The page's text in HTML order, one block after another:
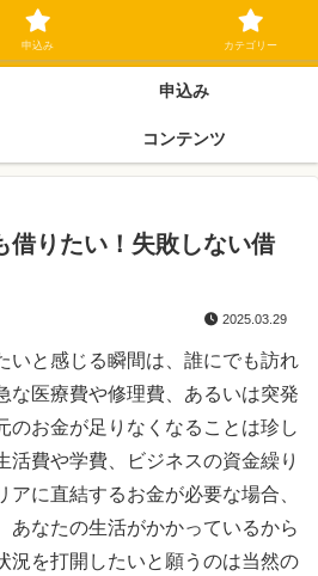
OK 独自審査フリーローン 在籍確認なしの街
ーネにご相談ください
申込み
コンテンツ
借りたい！失敗しない借
2025.03.29
いと感じる瞬間は、誰にでも訪れ
な医療費や修理費、あるいは突発
のお金が足りなくなることは珍し
活費や学費、ビジネスの資金繰り
アに直結するお金が必要な場合、
あなたの生活がかかっているから
況を打開したいと願うのは当然の
申込み カテゴリー